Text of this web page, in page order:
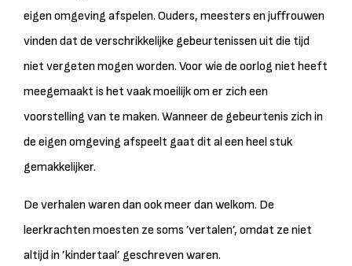
eigen omgeving afspelen. Ouders, meesters en juffrouwen
vinden dat de verschrikkelijke gebeurtenissen uit die tijd
niet vergeten mogen worden. Voor wie de oorlog niet heeft
meegemaakt is het vaak moeilijk om er zich een
voorstelling van te maken. Wanneer de gebeurtenis zich in
de eigen omgeving afspeelt gaat dit al een heel stuk
gemakkelijker.
De verhalen waren dan ook meer dan welkom. De
leerkrachten moesten ze soms ’vertalen’, omdat ze niet
altijd in ’kindertaal’ geschreven waren.